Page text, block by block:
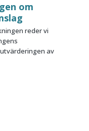
om
reder vi
av